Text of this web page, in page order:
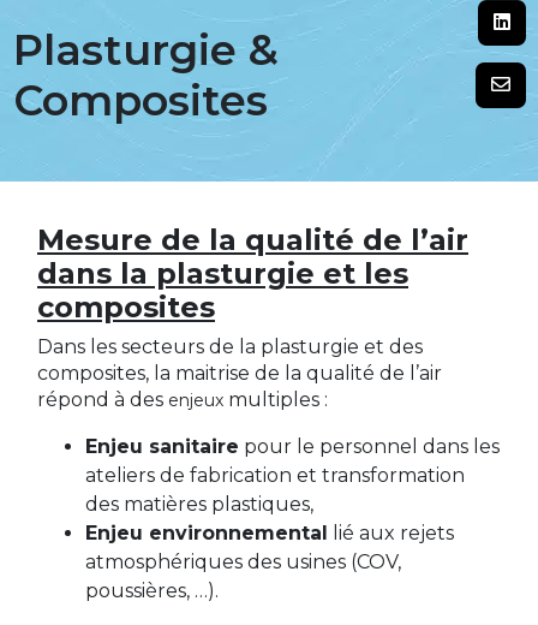
Plasturgie &
Composites
Mesure de la qualité de l’air
dans la plasturgie et les
composites
Dans les secteurs de la plasturgie et des
composites, la maitrise de la qualité de l’air
répond à des enjeux multiples :
Enjeu sanitaire pour le personnel dans les
ateliers de fabrication et transformation
des matières plastiques,
Enjeu environnemental lié aux rejets
atmosphériques des usines (COV,
poussières, …).